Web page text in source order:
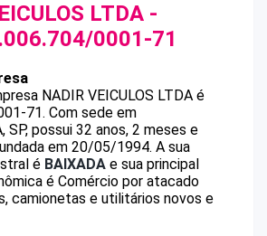
LTDA -
0001-71
NADIR VEICULOS LTDA é
71. Com sede em
SP, possui 32 anos, 2 meses e
em 20/05/1994. A sua
é BAIXADA e sua principal
é Comércio por atacado
camionetas e utilitários novos e